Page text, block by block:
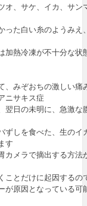
オ、サケ、イカ、サン
った白い糸のようみえ
加熱冷凍が不十分な状
、みぞおちの激しい痛
ニサキス症
翌日の未明に、急激な
ずしを食べた、生のイ
す
カメラで摘出する方法
ことだけに起因するの
が原因となっている可